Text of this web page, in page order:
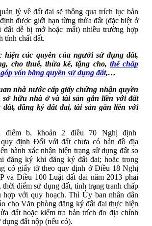
lý về đất đai sẽ thông qua trích lục bản
được giới hạn từng thửa đất (đặc biệt ở
dễ bị mở hoặc mất) nhiều trường hợp
tính chất đất.
hiện các quyền của người sử dụng đất,
cho thuê, thừa kế, tặng cho, thế chấp
góp vốn bằng quyền sử dụng đất,…
nhà nước cấp giấy chứng nhận quyền
sở hữu nhà ở và tài sản gắn liền với đất
đăng ký đất đai, tài sản gắn liền với
điểm b, khoản 2 điều 70 Nghị định
định Đối với đất chưa có bản đồ địa
hành xác nhận hiện trạng sử dụng đất so
đăng ký khi đăng ký đất đai; hoặc trong
có giấy tờ theo quy định ở Điều 18 Nghị
và Điều 100 Luật đất đai năm 2013 phải
thời điểm sử dụng đất, tình trạng tranh chấp
hợp với quy hoạch. Thì Ủy ban nhân dân
cho Văn phòng đăng ký đất đai thực hiện
đất hoặc kiểm tra bản trích đo địa chính
đất nộp (nếu có).